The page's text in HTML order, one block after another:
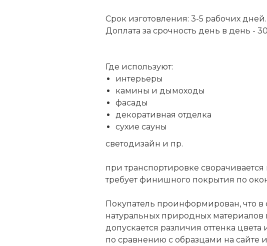
Срок изготовления: 3-5 рабочих дней.
Доплата за срочность день в день -
Где используют:
интерьеры
камины и дымоходы
фасады
декоративная отделка
сухие сауны
светодизайн и пр.
при транспортировке сворачивается
требует финишного покрытия по
Покупатель проинформирован, что в
натуральных природных материалов
допускается различия оттенка цвета
по сравнению с образцами на сайте